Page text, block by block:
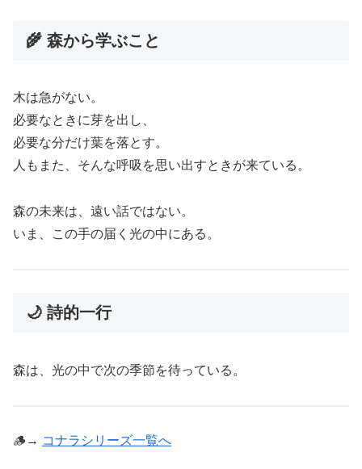
🌾 森から学ぶこと
木は急がない。
必要なときに芽を出し、
必要な分だけ葉を落とす。
人もまた、そんな呼吸を思い出すときが来ている。
森の未来は、遠い話ではない。
いま、この手の届く光の中にある。
🌙 詩的一行
森は、光の中で次の季節を待っている。
🪵→ コナラシリーズ一覧へ